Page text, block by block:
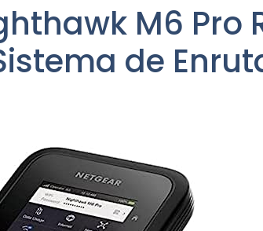
M6 Pro
de